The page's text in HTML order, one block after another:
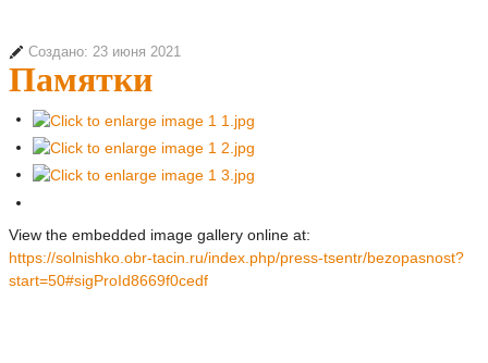
Создано: 23 июня 2021
Памятки
View the embedded image gallery online at:
https://solnishko.obr-tacin.ru/index.php/press-tsentr/bezopasnost?
start=50#sigProId8669f0cedf